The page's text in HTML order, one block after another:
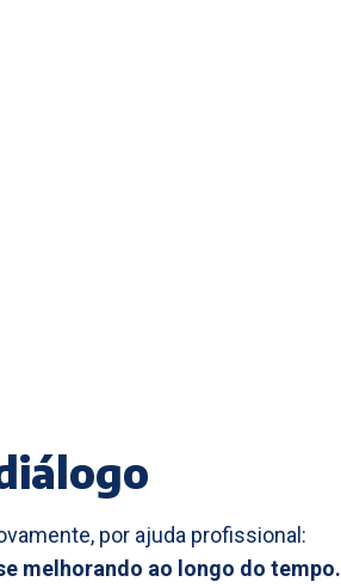
por ajuda profissional:
melhorando ao longo do tempo.